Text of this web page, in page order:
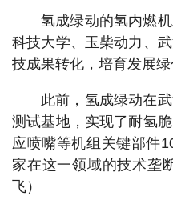
氢成绿动的氢内燃
科技大学、玉柴动力、
技成果转化，培育发展绿
此前，氢成绿动在
测试基地，实现了耐氢
应喷嘴等机组关键部件
家在这一领域的技术垄
飞）